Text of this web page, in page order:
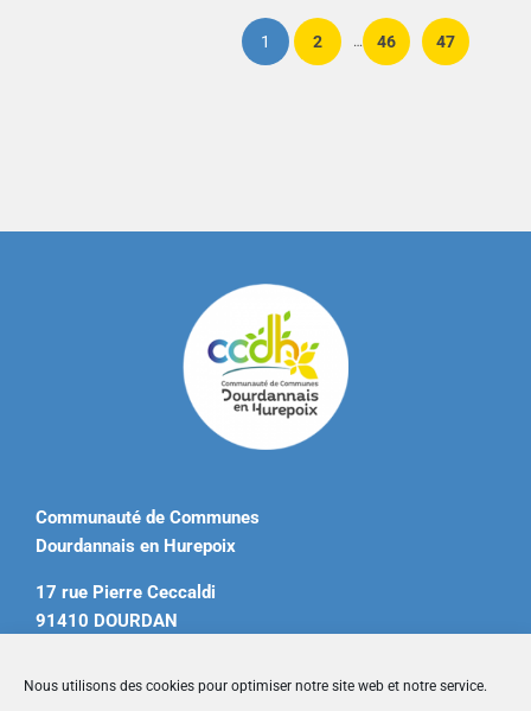
Nous utilisons des cookies pour optimiser notre site web et notre service.
1 2 … 46 47
Communauté de Communes
Dourdannais en Hurepoix
17 rue Pierre Ceccaldi
91410 DOURDAN
contact@ccdourdannais.com